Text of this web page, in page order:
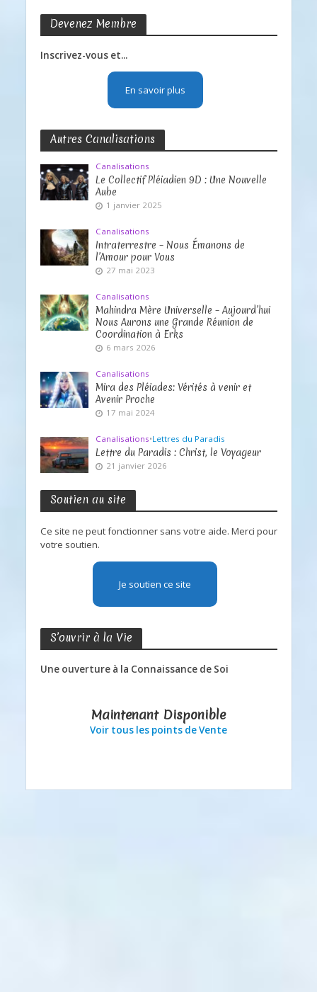
Devenez Membre
Inscrivez-vous et...
En savoir plus
Autres Canalisations
Canalisations
Le Collectif Pléiadien 9D : Une Nouvelle
Aube
1 janvier 2025
Canalisations
Intraterrestre – Nous Émanons de
l’Amour pour Vous
27 mai 2023
Canalisations
Mahindra Mère Universelle – Aujourd’hui
Nous Aurons une Grande Réunion de
Coordination à Erks
6 mars 2026
Canalisations
Mira des Pléiades: Vérités à venir et
Avenir Proche
17 mai 2024
Canalisations•Lettres du Paradis
Lettre du Paradis : Christ, le Voyageur
21 janvier 2026
Soutien au site
Ce site ne peut fonctionner sans votre aide. Merci pour
votre soutien.
Je soutien ce site
S’ouvrir à la Vie
Une ouverture à la Connaissance de Soi
Maintenant Disponible
Voir tous les points de Vente